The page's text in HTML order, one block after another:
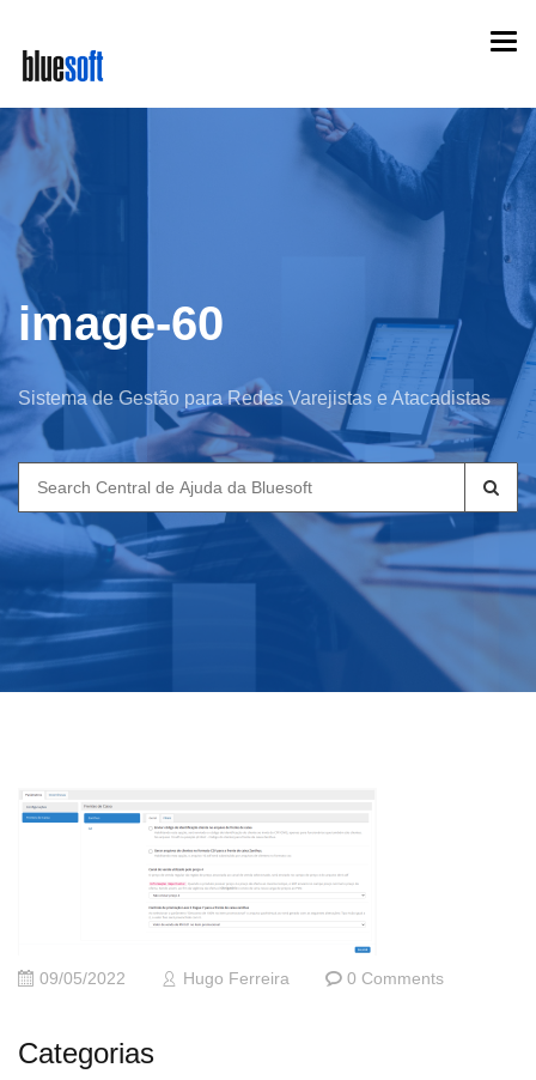
main
content
image-60
Sistema de Gestão para Redes Varejistas e Atacadistas
Search
for:
09/05/2022 Hugo Ferreira 0 Comments
Categorias